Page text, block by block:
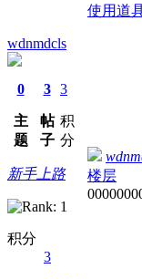
使用道
wdnmdcls
0
主
题
3
帖
子
3
积
分
新手上路
积分
3
楼层